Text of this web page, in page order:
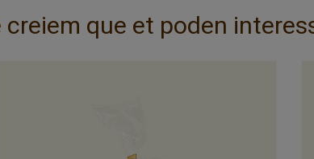
que et poden